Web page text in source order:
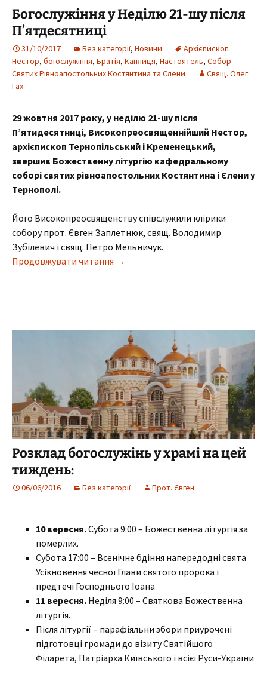
Богослужіння у Неділю 21-шу після
П’ятдесятниці
31/10/2017 Без категорії, Новини
Архієпископ
Нестор, богослужіння, Братія, Каплиця, Настоятель, Собор
Святих Рівноапостольних Костянтина та Єлени
Свящ. Олег
Гах
29 жовтня 2017 року, у неділю 21-шу після
П’ятидесятниці, Високопреосвященнійший Нестор,
архієпископ Тернопільський і Кременецький,
звершив Божественну літургію кафедральному
соборі святих рівноапостольних Костянтина і Єлени у
Тернополі.
Його Високопреосвященству співслужили клірики
собору прот. Євген Заплетнюк, свящ. Володимир
Зубілевич і свящ. Петро Мельничук.
Продовжувати читання Богослужіння у Неділю 21-шу після
→
Розклад богослужінь у храмі на цей
тиждень:
06/06/2016 Без категорії Прот. Євген
10 вересня.Субота 9:00 – Божественна літургія за
померлих.
Субота 17:00 – Всенічне бдіння напередодні свята
Усікновення чесної Глави святого пророка і
предтечі Господнього Іоана
11 вересня. Неділя 9:00 – Святкова Божественна
літургія.
Після літургії – парафіяльни збори приурочені
підготовці громади до візиту Святійшого
Філарета, Патріарха Київського і всієї Руси-України